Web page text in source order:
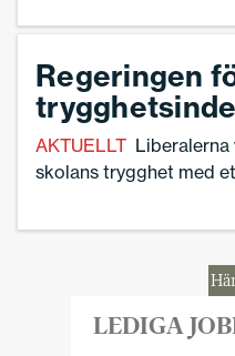
lämna uppgifter om
debatt. Så här ställer sig samtliga
riksdagspartier i frågan.
Regeringen
AKTUELLT Liberalerna
skolans trygghet med
Skolverket,
sjunker skolans